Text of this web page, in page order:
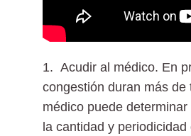
1. Acudir al médico. En
congestión duran más
médico puede
la cantidad y periodicidad